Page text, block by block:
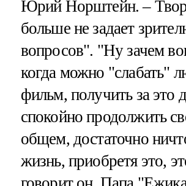
Юрий Норштейн. –
больше не задает
вопросов". "Ну зачем
когда можно "слабать"
фильм, получить за это
спокойно продолжить
общем, достаточно
жизнь, приобретя это,